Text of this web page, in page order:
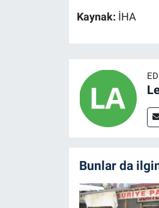
Kaynak: İHA
Bunlar da